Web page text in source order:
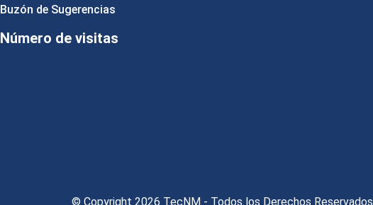
Buzón de Sugerencias
Número de visitas
© Copyright 2026 TecNM - Todos los Derechos Reservados